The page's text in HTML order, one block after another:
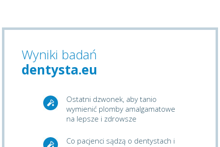
Wyniki badań
dentysta.eu
Ostatni dzwonek, aby tanio
wymienić plomby amalgamatowe
na lepsze i zdrowsze
Co pacjenci sądzą o dentystach i